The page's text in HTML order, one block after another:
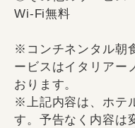
Wi-Fi無料
※コンチネンタル朝
ービスはイタリアー
おります。
※上記内容は、ホテ
す。予告なく内容は